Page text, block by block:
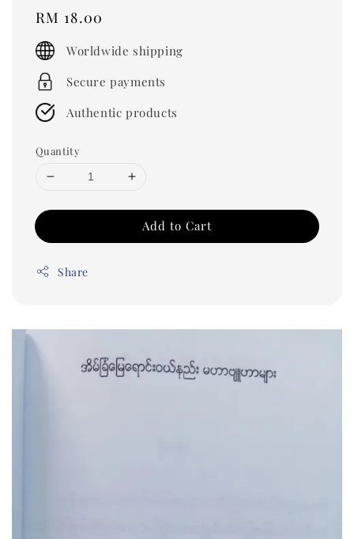
Regular
price
RM 18.00
Worldwide shipping
Secure payments
Authentic products
Quantity
Add to Cart
Share